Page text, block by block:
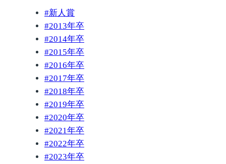
#新人賞
#2013年卒
#2014年卒
#2015年卒
#2016年卒
#2017年卒
#2018年卒
#2019年卒
#2020年卒
#2021年卒
#2022年卒
#2023年卒